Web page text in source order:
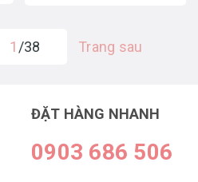
1 /38 Trang sau
ĐẶT HÀNG NHANH
0903 686 506